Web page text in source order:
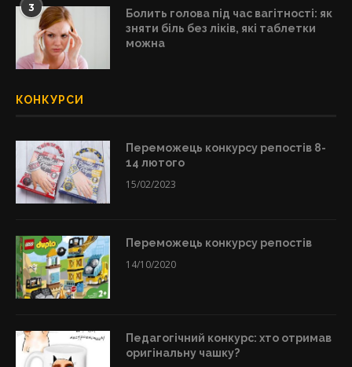
3
Болить голова під час вагітності: як
зняти біль без ліків, які таблетки
можна
КОНКУРСИ
Переможець конкурсу репостів 8-
14 лютого
15/02/2023
Переможець конкурсу репостів
14/10/2020
Педагогічний конкурс: хто отримав
оригінальну чашку?